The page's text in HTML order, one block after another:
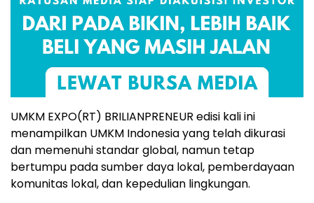
UMKM EXPO(RT) BRILIANPRENEUR edisi kali ini
menampilkan UMKM Indonesia yang telah dikurasi
dan memenuhi standar global, namun tetap
bertumpu pada sumber daya lokal, pemberdayaan
komunitas lokal, dan kepedulian lingkungan.